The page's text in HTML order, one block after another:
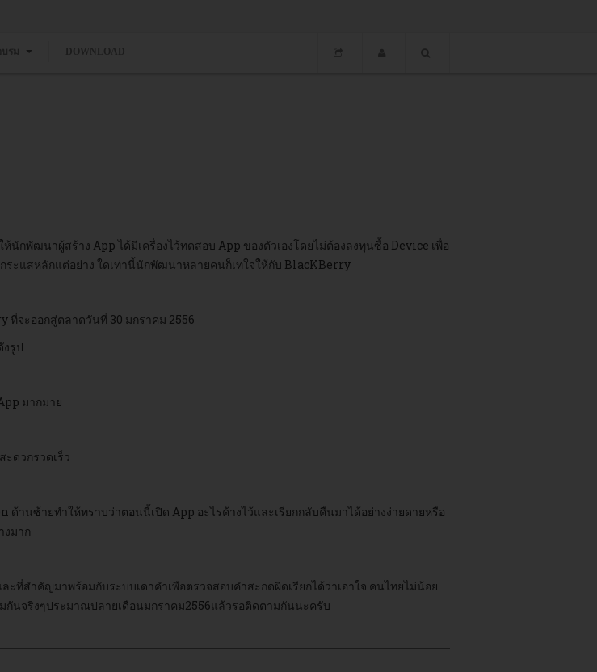
บรม DOWNLOAD
พัฒนาผู้สร้าง App ได้มีเครื่องไว้ทดสอบ App ของตัวเองโดยไม่ต้องลงทุนซื้อ Device เพื่อ
ะแสหลักแต่อย่าง ใดเท่านี้นักพัฒนาหลายคนก็เทใจให้กับ BlacKBerry
ที่จะออกสู่ตลาดวันที่ 30 มกราคม 2556
รูป
มากมาย
ดวกรวดเร็ว
านซ้ายทำให้ทราบว่าตอนนี้เปิด App อะไรค้างไว้และเรียกกลับคืนมาได้อย่างง่ายดายหรือ
งมาก
สำคัญมาพร้อมกับระบบเดาคำเพือตรวจสอบคำสะกดผิดเรียกได้ว่าเอาใจ คนไทยไม่น้อย
กันจริงๆประมาณปลายเดือนมกราคม2556แล้วรอติดตามกันนะครับ